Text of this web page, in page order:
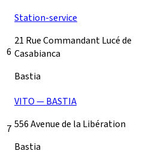
6
Station-service
21 Rue Commandant Lucé de
Casabianca
Bastia
7
VITO — BASTIA
556 Avenue de la Libération
Bastia